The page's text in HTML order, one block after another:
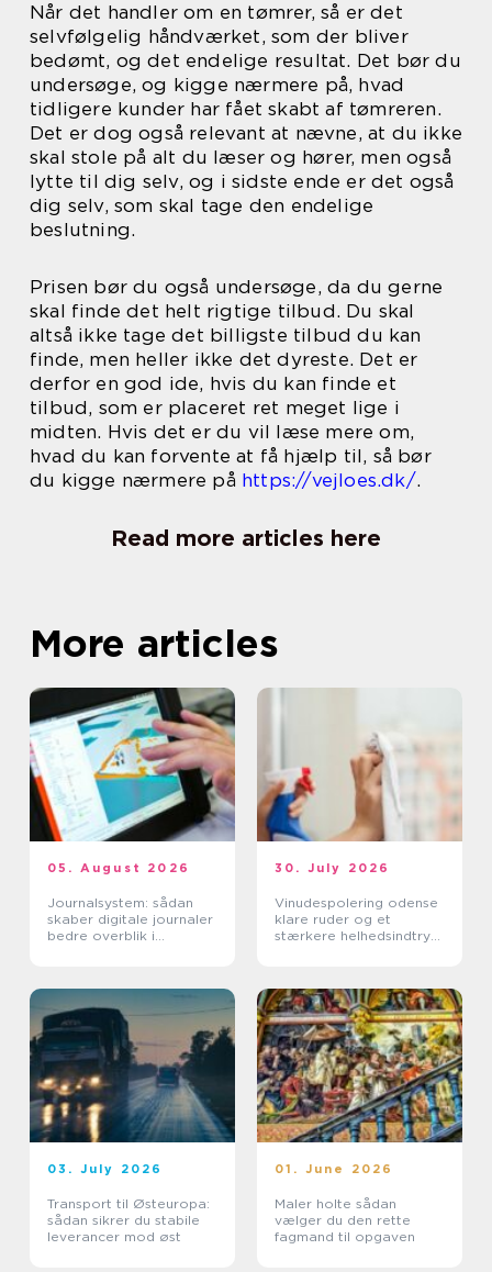
Når det handler om en tømrer, så er det
selvfølgelig håndværket, som der bliver
bedømt, og det endelige resultat. Det bør du
undersøge, og kigge nærmere på, hvad
tidligere kunder har fået skabt af tømreren.
Det er dog også relevant at nævne, at du ikke
skal stole på alt du læser og hører, men også
lytte til dig selv, og i sidste ende er det også
dig selv, som skal tage den endelige
beslutning.
Prisen bør du også undersøge, da du gerne
skal finde det helt rigtige tilbud. Du skal
altså ikke tage det billigste tilbud du kan
finde, men heller ikke det dyreste. Det er
derfor en god ide, hvis du kan finde et
tilbud, som er placeret ret meget lige i
midten. Hvis det er du vil læse mere om,
hvad du kan forvente at få hjælp til, så bør
du kigge nærmere på https://vejloes.dk/.
Read more articles here
More articles
05. August 2026
Journalsystem: sådan
skaber digitale journaler
bedre overblik i
30. July 2026
Vinudespolering odense
klare ruder og et
stærkere helhedsindtryk
03. July 2026
Transport til Østeuropa:
sådan sikrer du stabile
leverancer mod øst
01. June 2026
Maler holte sådan
vælger du den rette
fagmand til opgaven